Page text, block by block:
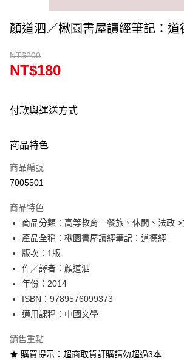
顏道泗／楸園書屋讀經筆記：道
NT$200
NT$180
付款與運送方式
信用卡一次付款
超商取貨付款
Google Pay
ATM付款
運送方式
每筆NT$60
商品特色
商品編號
7005501
商品特色
商品分類：高等教育－餐旅、休閒、法政
產品全稱：楸園書屋讀經筆記：道德經
版次：1版
作／譯者：顏道泗
年份：2014
ISBN：9789576099373
適用課程：中國文學
銷售重點
★ 購買提示：超商取貨訂購請勿超過3本